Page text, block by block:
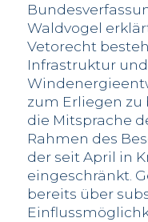
Waldvogel
Vetorecht
Infrastruktur
zum Erliegen zu
die Mitsprache
Rahmen des
der seit April in
eingeschränkt.
bereits über